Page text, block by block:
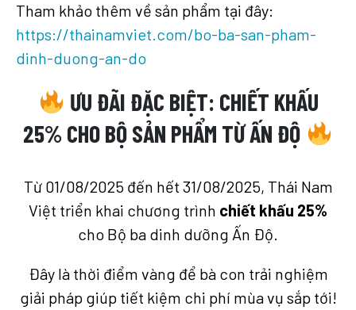
Tham khảo thêm về sản phẩm tại đây:
https://thainamviet.com/bo-ba-san-pham-
dinh-duong-an-do
ƯU ĐÃI ĐẶC BIỆT: CHIẾT KHẤU
25% CHO BỘ SẢN PHẨM TỪ ẤN ĐỘ
Từ 01/08/2025 đến hết 31/08/2025, Thái Nam
Việt triển khai chương trình chiết khấu 25%
cho Bộ ba dinh dưỡng Ấn Độ.
Đây là thời điểm vàng để bà con trải nghiệm
giải pháp giúp tiết kiệm chi phí mùa vụ sắp tới!